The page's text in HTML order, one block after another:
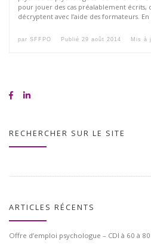
pour jouer des cas préalablement écrits,
décryptent avec l’aide des formateurs.
par SFFPO Publié 29 août 2014 Mis à
RECHERCHER SUR LE SITE
ARTICLES RÉCENTS
Offre d’emploi psychologue – CDI à 60 à 80